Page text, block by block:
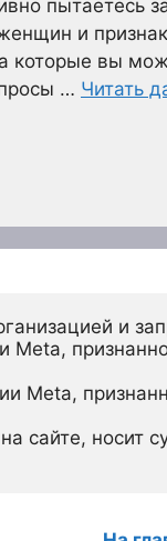
пытаетесь
и
которые вы
… Читать
и
Meta,
сайте, носит